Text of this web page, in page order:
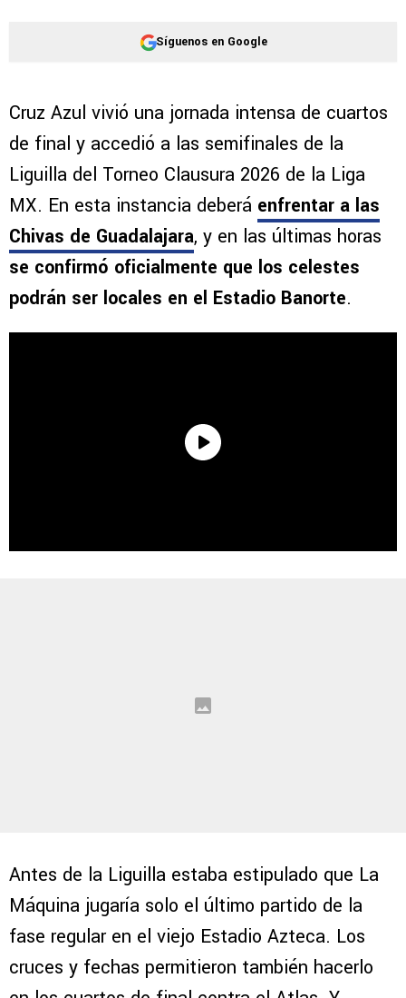
Síguenos en Google
Cruz Azul vivió una jornada intensa de cuartos
de final y accedió a las semifinales de la
Liguilla del Torneo Clausura 2026 de la Liga
MX. En esta instancia deberá enfrentar a las
Chivas de Guadalajara, y en las últimas horas
se confirmó oficialmente que los celestes
podrán ser locales en el Estadio Banorte.
Antes de la Liguilla estaba estipulado que La
Máquina jugaría solo el último partido de la
fase regular en el viejo Estadio Azteca. Los
cruces y fechas permitieron también hacerlo